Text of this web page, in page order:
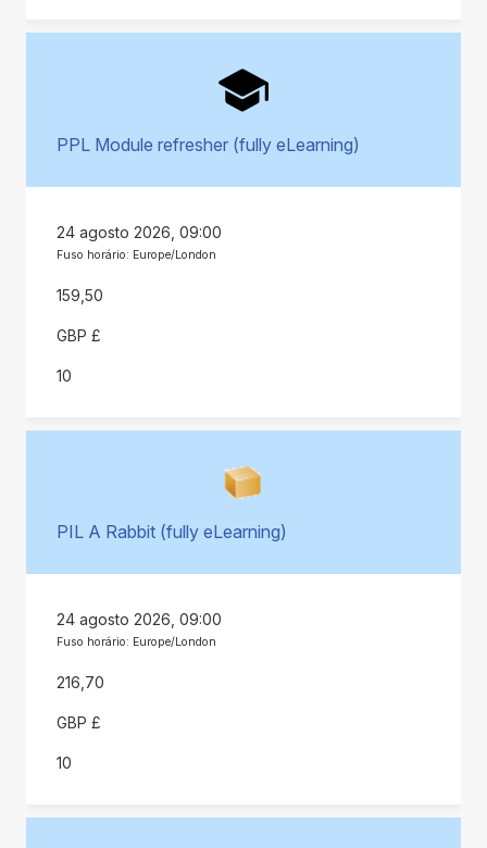
PPL Module refresher (fully eLearning)
24 agosto 2026, 09:00
Fuso horário: Europe/London
159,50
GBP £
10
PIL A Rabbit (fully eLearning)
24 agosto 2026, 09:00
Fuso horário: Europe/London
216,70
GBP £
10